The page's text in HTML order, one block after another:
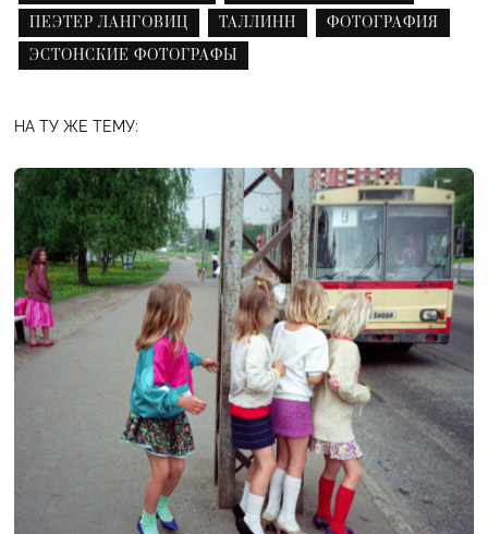
ПЕЭТЕР ЛАНГОВИЦ
ТАЛЛИНН
ФОТОГРАФИЯ
ЭСТОНСКИЕ ФОТОГРАФЫ
НА ТУ ЖЕ ТЕМУ: